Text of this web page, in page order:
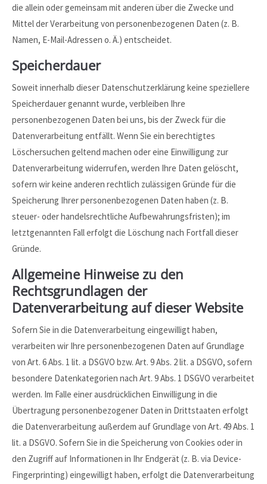
die allein oder gemeinsam mit anderen über die Zwecke und
Mittel der Verarbeitung von personenbezogenen Daten (z. B.
Namen, E-Mail-Adressen o. Ä.) entscheidet.
Speicherdauer
Soweit innerhalb dieser Datenschutzerklärung keine speziellere
Speicherdauer genannt wurde, verbleiben Ihre
personenbezogenen Daten bei uns, bis der Zweck für die
Datenverarbeitung entfällt. Wenn Sie ein berechtigtes
Löschersuchen geltend machen oder eine Einwilligung zur
Datenverarbeitung widerrufen, werden Ihre Daten gelöscht,
sofern wir keine anderen rechtlich zulässigen Gründe für die
Speicherung Ihrer personenbezogenen Daten haben (z. B.
steuer- oder handelsrechtliche Aufbewahrungsfristen); im
letztgenannten Fall erfolgt die Löschung nach Fortfall dieser
Gründe.
Allgemeine Hinweise zu den
Rechtsgrundlagen der
Datenverarbeitung auf dieser Website
Sofern Sie in die Datenverarbeitung eingewilligt haben,
verarbeiten wir Ihre personenbezogenen Daten auf Grundlage
von Art. 6 Abs. 1 lit. a DSGVO bzw. Art. 9 Abs. 2 lit. a DSGVO, sofern
besondere Datenkategorien nach Art. 9 Abs. 1 DSGVO verarbeitet
werden. Im Falle einer ausdrücklichen Einwilligung in die
Übertragung personenbezogener Daten in Drittstaaten erfolgt
die Datenverarbeitung außerdem auf Grundlage von Art. 49 Abs. 1
lit. a DSGVO. Sofern Sie in die Speicherung von Cookies oder in
den Zugriff auf Informationen in Ihr Endgerät (z. B. via Device-
Fingerprinting) eingewilligt haben, erfolgt die Datenverarbeitung